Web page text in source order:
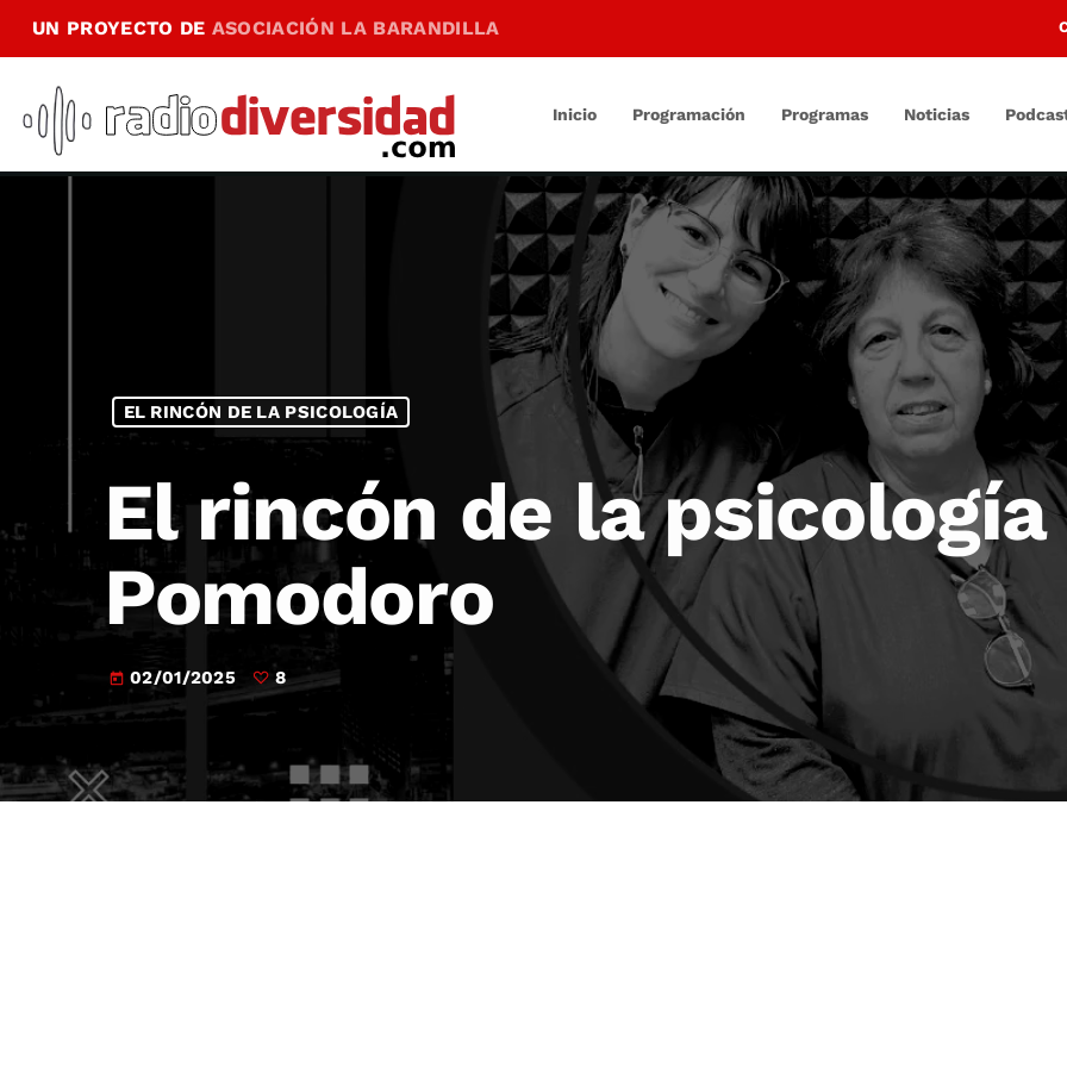
UN PROYECTO DE ASOCIACIÓN LA BARANDILLA
Inicio Programación Programas Noticias
EL RINCÓN DE LA PSICOLOGÍA
El rincón de la
Pomodoro
today 02/01/2025 8